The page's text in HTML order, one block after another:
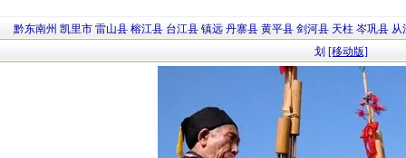
黔东南州 凯里市 雷山县 榕江县 台江县 镇远 丹寨县 黄平县 剑河县 天柱 岑巩县 从
划 [移动版]